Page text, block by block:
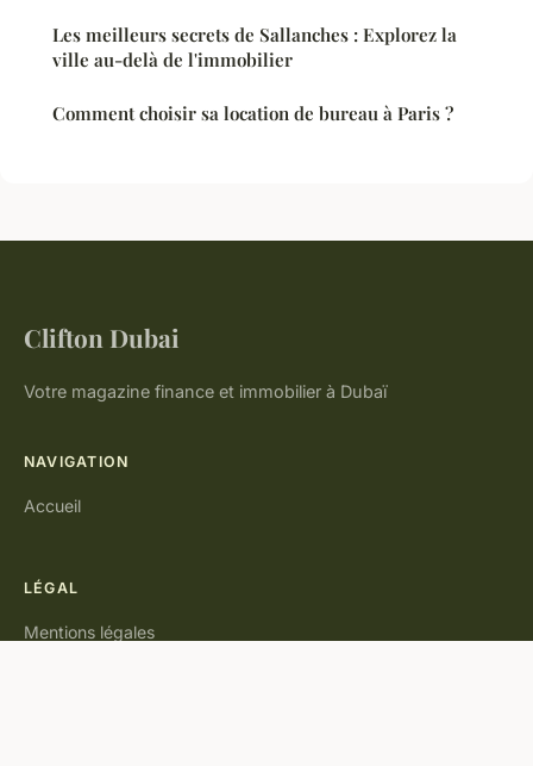
Les meilleurs secrets de Sallanches : Explorez la
ville au-delà de l'immobilier
Comment choisir sa location de bureau à Paris ?
Clifton Dubai
Votre magazine finance et immobilier à Dubaï
NAVIGATION
Accueil
LÉGAL
Mentions légales